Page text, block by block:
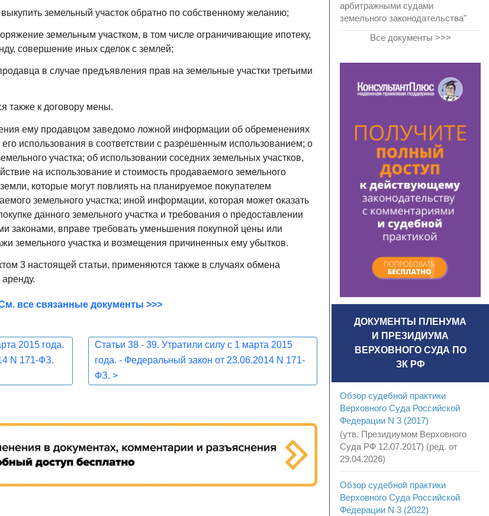
земельный участок обратно по собственному желанию;
земельным участком, в том числе ограничивающие ипотеку,
совершение иных сделок с землей;
в случае предъявления прав на земельные участки третьими
также к договору мены.
ему продавцом заведомо ложной информации об обременениях
его использования в соответствии с разрешенным использованием; о
участка; об использовании соседних земельных участков,
на использование и стоимость продаваемого земельного
которые могут повлиять на планируемое покупателем
земельного участка; иной информации, которая может оказать
данного земельного участка и требования о предоставлении
законами, вправе требовать уменьшения покупной цены или
земельного участка и возмещения причиненных ему убытков.
3 настоящей статьи, применяются также в случаях обмена
все связанные документы >>>
2015 года.
N 171-ФЗ.
Статьи 38 - 39. Утратили силу с 1 марта 2015
года. - Федеральный закон от 23.06.2014 N 171-
ФЗ. >
арбитражными судами
земельного законодательства"
Все документы >>>
ДОКУМЕНТЫ ПЛЕНУМА
И ПРЕЗИДИУМА
ВЕРХОВНОГО СУДА ПО
ЗК РФ
Обзор судебной практики
Верховного Суда Российской
Федерации N 3 (2017)
(утв. Президиумом Верховного
Суда РФ 12.07.2017) (ред. от
29.04.2026)
Обзор судебной практики
Верховного Суда Российской
Федерации N 3 (2022)